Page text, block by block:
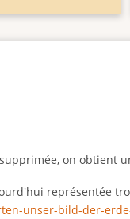
on obtient
représentée
unser-bild-der-